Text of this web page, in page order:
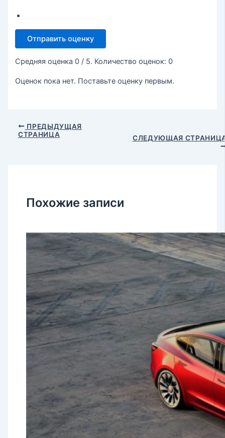
Отправить оценку
Средняя оценка 0 / 5. Количество оценок: 0
Оценок пока нет. Поставьте оценку первым.
ПРЕДЫДУЩАЯ
СТРАНИЦА
СЛЕДУЮЩАЯ
Похожие записи